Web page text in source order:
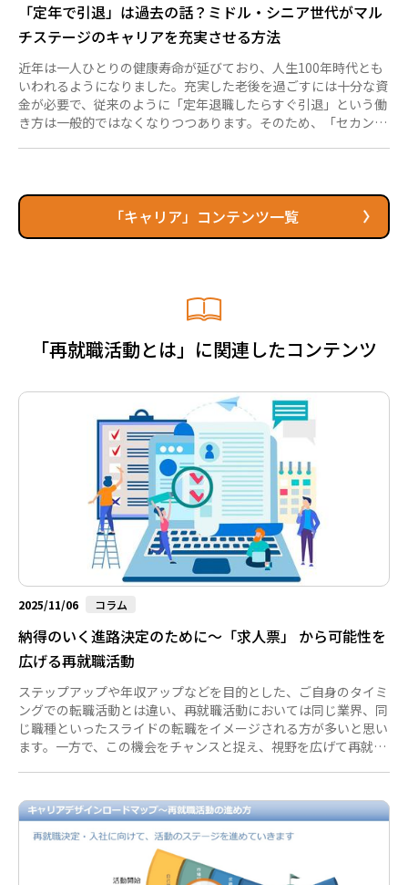
「定年で引退」は過去の話？ミドル・シニア世代がマル
チステージのキャリアを充実させる方法
近年は一人ひとりの健康寿命が延びており、人生100年時代とも
いわれるようになりました。充実した老後を過ごすには十分な資
金が必要で、従来のように「定年退職したらすぐ引退」という働
き方は一般的ではなくなりつつあります。そのため、「セカンド
人生100年時代における「マルチステージ」の働き方についてわ
かりやすく解説します。また、ミドル・シニア世代がマルチステ
ージを生き抜くための指針や行動も紹介しますので、参考にして
「キャリア」コンテンツ一覧
「再就職活動とは」に関連したコンテンツ
2025/11/06 コラム
納得のいく進路決定のために～「求人票」 から可能性を
広げる再就職活動
ステップアップや年収アップなどを目的とした、ご自身のタイミ
ングでの転職活動とは違い、再就職活動においては同じ業界、同
じ職種といったスライドの転職をイメージされる方が多いと思い
ます。一方で、この機会をチャンスと捉え、視野を広げて再就職
決定に至るまで、今回は「求人票」 をキーワードに再就職活動の
ポイントをお伝えしたいと思います。 求人票から見出すご自身の
市場価値 再就職を考える際、多くの方がまず気にされるのが、
自分は他の企業で通用するのか、これまでの経験は世の中では他
社でも役に立つも...